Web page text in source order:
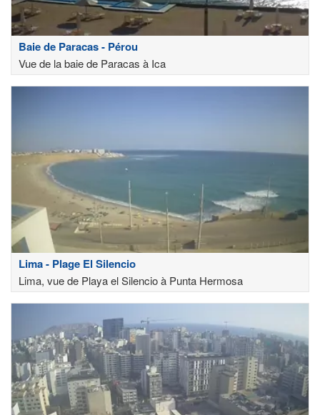
Baie de Paracas - Pérou
Vue de la baie de Paracas à Ica
Lima - Plage El Silencio
Lima, vue de Playa el Silencio à Punta Hermosa